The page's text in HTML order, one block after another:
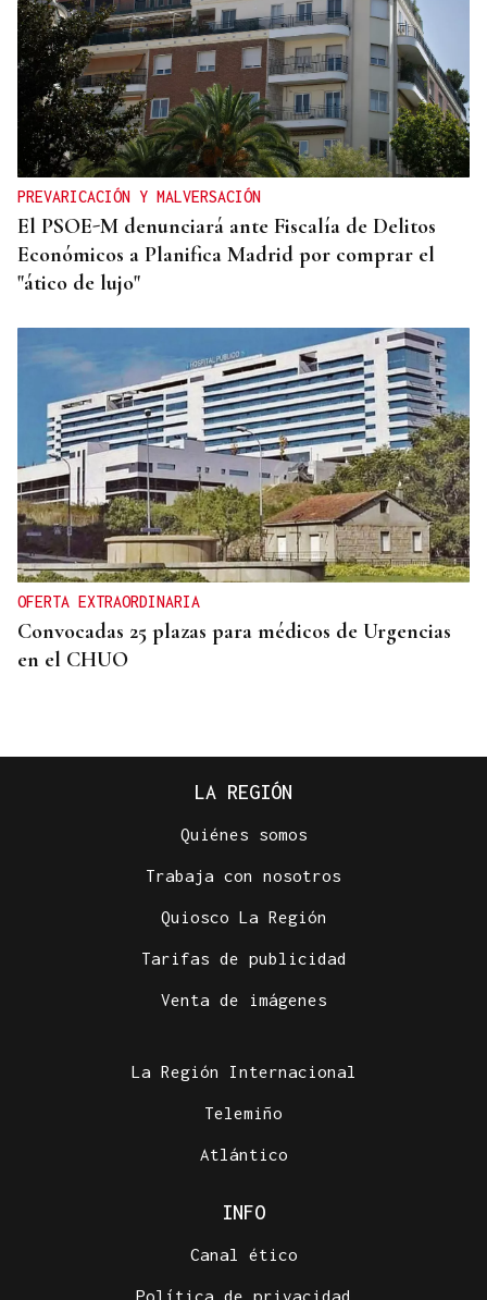
PREVARICACIÓN Y MALVERSACIÓN
El PSOE-M denunciará ante Fiscalía de Delitos
Económicos a Planifica Madrid por comprar el
"ático de lujo"
OFERTA EXTRAORDINARIA
Convocadas 25 plazas para médicos de Urgencias
en el CHUO
Identificados los cuerpos de la familia de Marín
LA REGIÓN
Quiénes somos
Trabaja con nosotros
Quiosco La Región
Tarifas de publicidad
Venta de imágenes
La Región Internacional
Telemiño
Atlántico
INFO
Canal ético
Política de privacidad